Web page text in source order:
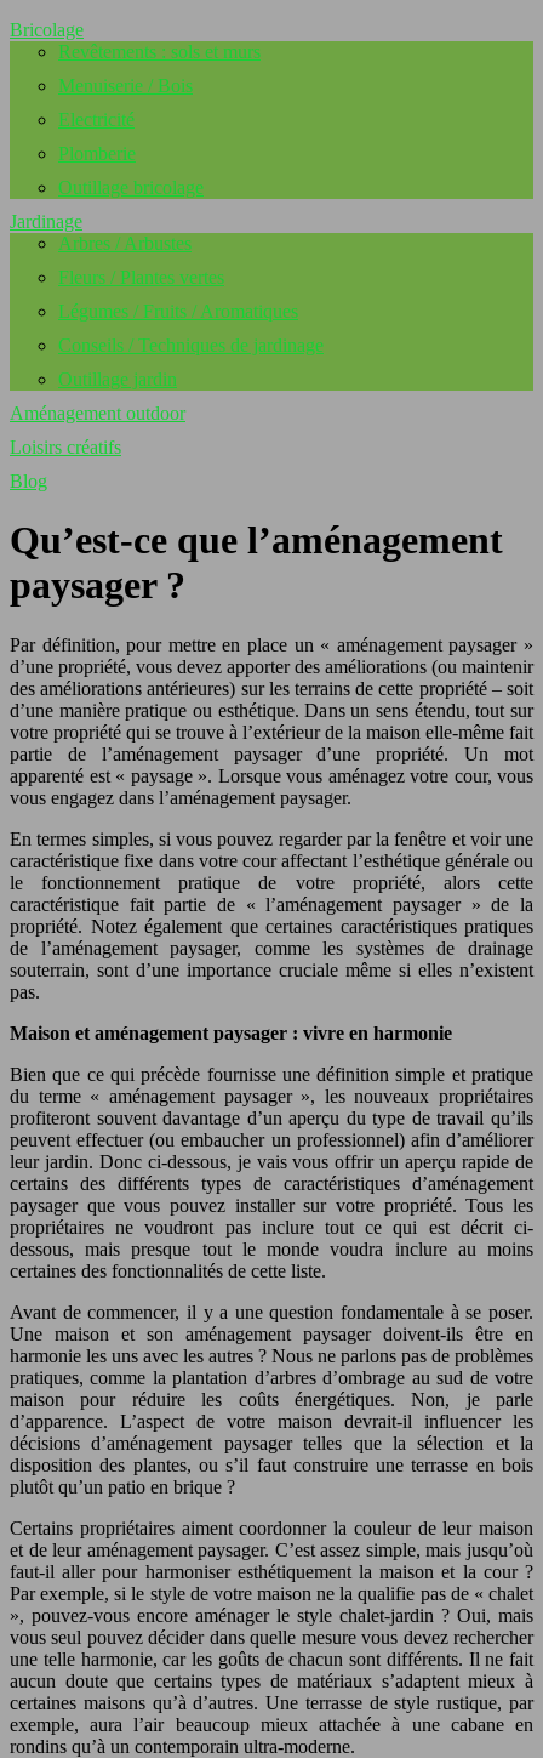
Bricolage
Revêtements : sols et murs
Menuiserie / Bois
Electricité
Plomberie
Outillage bricolage
Jardinage
Arbres / Arbustes
Fleurs / Plantes vertes
Légumes / Fruits / Aromatiques
Conseils / Techniques de jardinage
Outillage jardin
Aménagement outdoor
Loisirs créatifs
Blog
Qu’est-ce que l’aménagement
paysager ?
Par définition, pour mettre en place un « aménagement paysager »
d’une propriété, vous devez apporter des améliorations (ou maintenir
des améliorations antérieures) sur les terrains de cette propriété – soit
d’une manière pratique ou esthétique. Dans un sens étendu, tout sur
votre propriété qui se trouve à l’extérieur de la maison elle-même fait
partie de l’aménagement paysager d’une propriété. Un mot
apparenté est « paysage ». Lorsque vous aménagez votre cour, vous
vous engagez dans l’aménagement paysager.
En termes simples, si vous pouvez regarder par la fenêtre et voir une
caractéristique fixe dans votre cour affectant l’esthétique générale ou
le fonctionnement pratique de votre propriété, alors cette
caractéristique fait partie de « l’aménagement paysager » de la
propriété. Notez également que certaines caractéristiques pratiques
de l’aménagement paysager, comme les systèmes de drainage
souterrain, sont d’une importance cruciale même si elles n’existent
pas.
Maison et aménagement paysager : vivre en harmonie
Bien que ce qui précède fournisse une définition simple et pratique
du terme « aménagement paysager », les nouveaux propriétaires
profiteront souvent davantage d’un aperçu du type de travail qu’ils
peuvent effectuer (ou embaucher un professionnel) afin d’améliorer
leur jardin. Donc ci-dessous, je vais vous offrir un aperçu rapide de
certains des différents types de caractéristiques d’aménagement
paysager que vous pouvez installer sur votre propriété. Tous les
propriétaires ne voudront pas inclure tout ce qui est décrit ci-
dessous, mais presque tout le monde voudra inclure au moins
certaines des fonctionnalités de cette liste.
Avant de commencer, il y a une question fondamentale à se poser.
Une maison et son aménagement paysager doivent-ils être en
harmonie les uns avec les autres ? Nous ne parlons pas de problèmes
pratiques, comme la plantation d’arbres d’ombrage au sud de votre
maison pour réduire les coûts énergétiques. Non, je parle
d’apparence. L’aspect de votre maison devrait-il influencer les
décisions d’aménagement paysager telles que la sélection et la
disposition des plantes, ou s’il faut construire une terrasse en bois
plutôt qu’un patio en brique ?
Certains propriétaires aiment coordonner la couleur de leur maison
et de leur aménagement paysager. C’est assez simple, mais jusqu’où
faut-il aller pour harmoniser esthétiquement la maison et la cour ?
Par exemple, si le style de votre maison ne la qualifie pas de « chalet
», pouvez-vous encore aménager le style chalet-jardin ? Oui, mais
vous seul pouvez décider dans quelle mesure vous devez rechercher
une telle harmonie, car les goûts de chacun sont différents. Il ne fait
aucun doute que certains types de matériaux s’adaptent mieux à
certaines maisons qu’à d’autres. Une terrasse de style rustique, par
exemple, aura l’air beaucoup mieux attachée à une cabane en
rondins qu’à un contemporain ultra-moderne.